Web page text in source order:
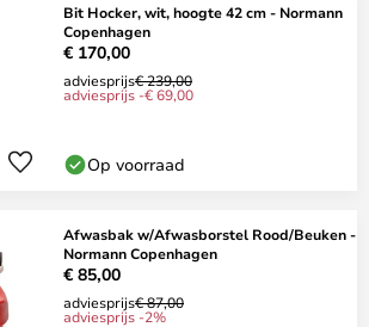
Bit Hocker, wit, hoogte 42 cm - Normann
Copenhagen
€ 170,00
adviesprijs€ 239,00
adviesprijs -€ 69,00
Op voorraad
Afwasbak w/Afwasborstel Rood/Beuken -
Normann Copenhagen
€ 85,00
adviesprijs€ 87,00
adviesprijs -2%